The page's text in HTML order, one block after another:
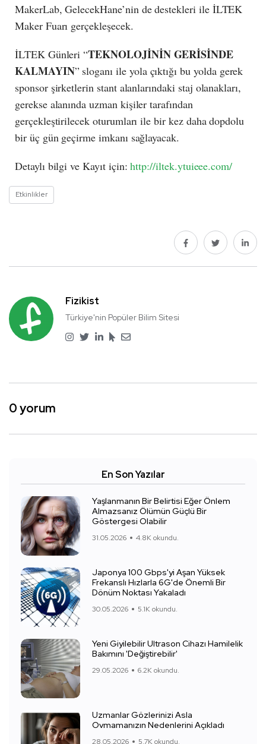
MakerLab, GelecekHane’nin de destekleri ile İLTEK
Maker Fuarı gerçekleşecek.
İLTEK Günleri “TEKNOLOJİNİN GERİSİNDE
KALMAYIN” sloganı ile yola çıktığı bu yolda gerek
sponsor şirketlerin stant alanlarındaki staj olanakları,
gerekse alanında uzman kişiler tarafından
gerçekleştirilecek oturumları ile bir kez daha dopdolu
bir üç gün geçirme imkanı sağlayacak.
Detaylı bilgi ve Kayıt için:http://iltek.ytuieee.com/
Etkinlikler
Fizikist
Türkiye'nin Popüler Bilim Sitesi
0 yorum
En Son Yazılar
Yaşlanmanın Bir Belirtisi Eğer Önlem
Almazsanız Ölümün Güçlü Bir
Göstergesi Olabilir
31.05.2026 4.8K okundu.
Japonya 100 Gbps'yi Aşan Yüksek
Frekanslı Hızlarla 6G'de Önemli Bir
Dönüm Noktası Yakaladı
30.05.2026 5.1K okundu.
Yeni Giyilebilir Ultrason Cihazı Hamilelik
Bakımını 'Değiştirebilir'
29.05.2026 6.2K okundu.
Uzmanlar Gözlerinizi Asla
Ovmamanızın Nedenlerini Açıkladı
28.05.2026 5.7K okundu.